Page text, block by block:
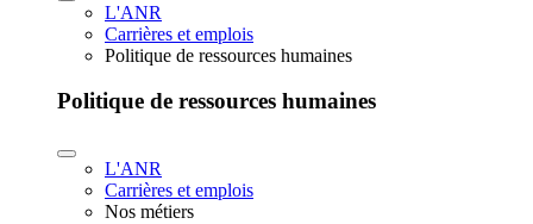
L'ANR
Carrières et emplois
Politique de ressources humaines
Politique de ressources humaines
L'ANR
Carrières et emplois
Nos métiers